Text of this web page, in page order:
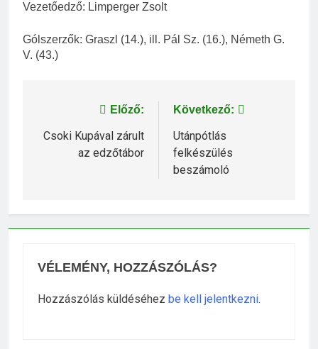
Vezetőedző: Limperger Zsolt
Gólszerzők: Graszl (14.), ill. Pál Sz. (16.), Németh G.
V. (43.)
Bejegyzés
navigáció
Előző:
Csoki Kupával zárult
az edzőtábor
Következő:
Utánpótlás
felkészülés
beszámoló
VÉLEMÉNY, HOZZÁSZÓLÁS?
Hozzászólás küldéséhez be kell jelentkezni.